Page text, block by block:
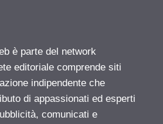
è parte del network
editoriale comprende siti
indipendente che
di appassionati ed esperti
comunicati e